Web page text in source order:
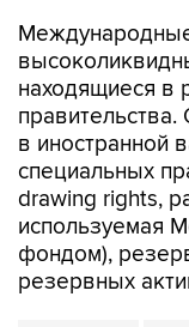
находящиеся в
в иностранной
специальных
drawing rights,
используемая
фондом),
резервных